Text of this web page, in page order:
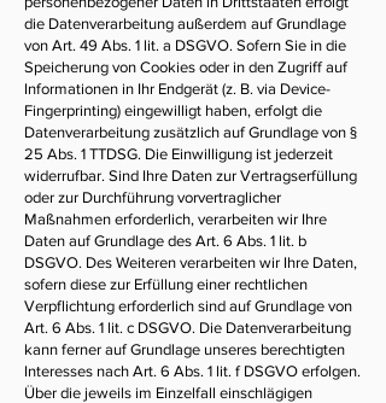
die Datenverarbeitung außerdem auf Grundlage
von Art. 49 Abs. 1 lit. a DSGVO. Sofern Sie in die
Speicherung von Cookies oder in den Zugriff auf
Informationen in Ihr Endgerät (z. B. via Device-
Fingerprinting) eingewilligt haben, erfolgt die
Datenverarbeitung zusätzlich auf Grundlage von §
25 Abs. 1 TTDSG. Die Einwilligung ist jederzeit
widerrufbar. Sind Ihre Daten zur Vertragserfüllung
oder zur Durchführung vorvertraglicher
Maßnahmen erforderlich, verarbeiten wir Ihre
Daten auf Grundlage des Art. 6 Abs. 1 lit. b
DSGVO. Des Weiteren verarbeiten wir Ihre Daten,
sofern diese zur Erfüllung einer rechtlichen
Verpflichtung erforderlich sind auf Grundlage von
Art. 6 Abs. 1 lit. c DSGVO. Die Datenverarbeitung
kann ferner auf Grundlage unseres berechtigten
Interesses nach Art. 6 Abs. 1 lit. f DSGVO erfolgen.
Über die jeweils im Einzelfall einschlägigen